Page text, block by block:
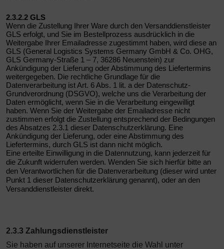
2.3.2.2 GLS
Wenn die Zustellung Ihrer Ware durch den Versanddienstleister
GLS erfolgt, und Sie im Bestellprozess ausdrücklich in die
Weitergabe Ihrer Emailadresse zugestimmt haben, wird diese an
GLS (General Logistics Systems Germany GmbH & Co. OHG,
GLS Germany-Straße 1 – 7, 36286 Neuenstein) zur
Ankündigung der Lieferung oder Abstimmung des Liefertermins
weitergegeben. Die rechtliche Grundlage für die
Datenverarbeitung ist Art. 6 Abs. 1 lit. a der Datenschutz-
Grundverordnung (DSGVO), welche uns die Verarbeitung der
Daten ermöglicht, wenn Sie in die Verarbeitung eingewilligt
haben. Wenn Sie der Weitergabe der Emailadresse nicht
zustimmen erfolgt die Zustellung entsprechend der Bedingungen
des Absatzes 2.3.1 dieser Datenschutzerklärung. Eine
Ankündigung der Lieferung, oder eine Abstimmung des
Liefertermins, durch GLS ist dann nicht möglich.
Eine erteilte Einwilligung in die Datennutzung, kann jederzeit für
die Zukunft widerrufen werden. Wenden Sie sich hierfür bitte an
den Verantwortlichen für die Datenverarbeitung (dieser wird unter
Punkt 1 dieser Datenschutzerklärung genannt), oder an den
Versanddienstleister direkt.
2.3.3 Zahlungsdienstleister
Sie haben auf unserer Internetseite die Wahl unter